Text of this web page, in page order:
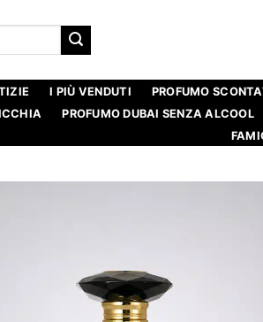
I PIÙ VENDUTI PROFUMO
PROFUMO DUBAI SENZA ALCOOL